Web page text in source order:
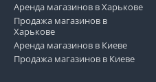
Аренда магазинов в Харькове
Продажа магазинов в
Харькове
Аренда магазинов в Киеве
Продажа магазинов в Киеве